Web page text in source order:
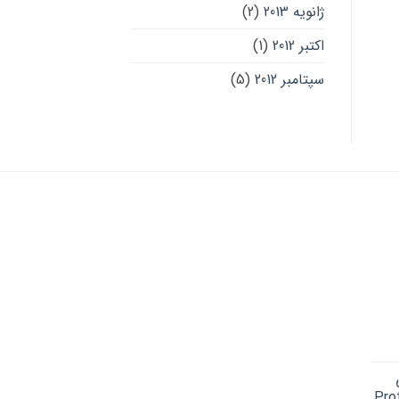
ژانویه 2013
(2)
اکتبر 2012
(1)
سپتامبر 2012
(5)